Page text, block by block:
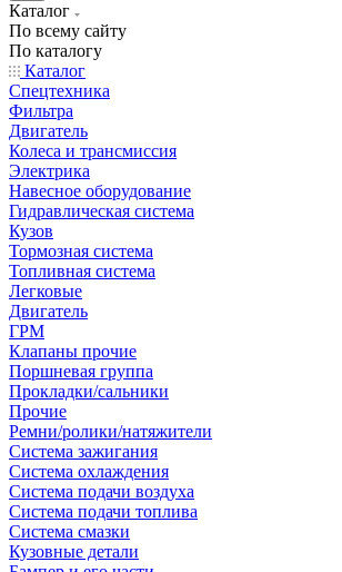
Каталог
По всему сайту
По каталогу
Каталог
Спецтехника
Фильтра
Двигатель
Колеса и трансмиссия
Электрика
Навесное оборудование
Гидравлическая система
Кузов
Тормозная система
Топливная система
Легковые
Двигатель
ГРМ
Клапаны прочие
Поршневая группа
Прокладки/сальники
Прочие
Ремни/ролики/натяжители
Система зажигания
Система охлаждения
Система подачи воздуха
Система подачи топлива
Система смазки
Кузовные детали